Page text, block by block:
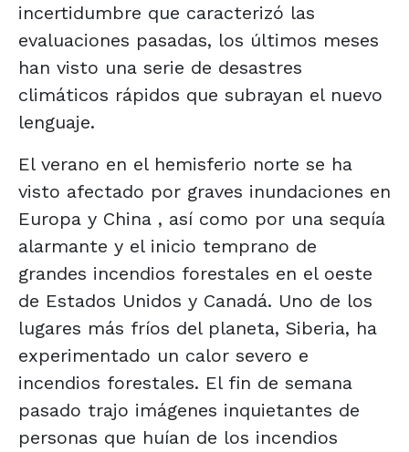
incertidumbre que caracterizó las
evaluaciones pasadas, los últimos meses
han visto una serie de desastres
climáticos rápidos que subrayan el nuevo
lenguaje.
El verano en el hemisferio norte se ha
visto afectado por graves inundaciones en
Europa y China , así como por una sequía
alarmante y el inicio temprano de
grandes incendios forestales en el oeste
de Estados Unidos y Canadá. Uno de los
lugares más fríos del planeta, Siberia, ha
experimentado un calor severo e
incendios forestales. El fin de semana
pasado trajo imágenes inquietantes de
personas que huían de los incendios